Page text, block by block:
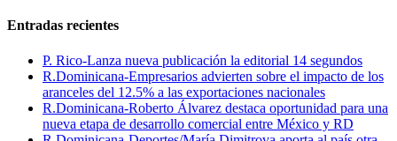
Entradas recientes
P. Rico-Lanza nueva publicación la editorial 14 segundos
R.Dominicana-Empresarios advierten sobre el impacto de los
aranceles del 12.5% a las exportaciones nacionales
R.Dominicana-Roberto Álvarez destaca oportunidad para una
nueva etapa de desarrollo comercial entre México y RD